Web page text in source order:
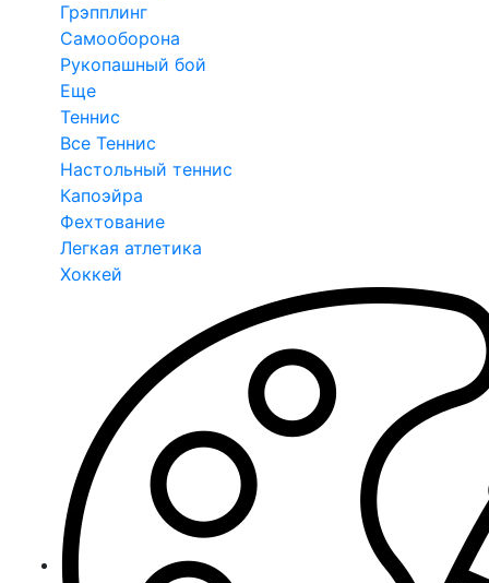
Грэпплинг
Самооборона
Рукопашный бой
Еще
Теннис
Все Теннис
Настольный теннис
Капоэйра
Фехтование
Легкая атлетика
Хоккей